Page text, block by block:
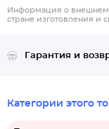
Информация о внешнем
стране изготовления и
Гарантия и
Категории этого